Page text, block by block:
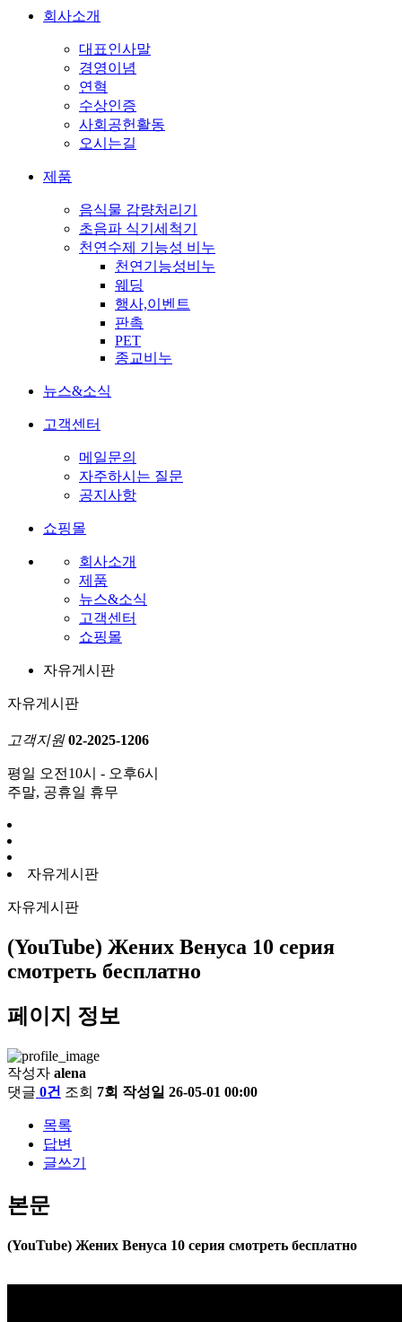
회사소개
대표인사말
경영이념
연혁
수상인증
사회공헌활동
오시는길
제품
음식물 감량처리기
초음파 식기세척기
천연수제 기능성 비누
천연기능성비누
웨딩
행사,이벤트
판촉
PET
종교비누
뉴스&소식
고객센터
메일문의
자주하시는 질문
공지사항
쇼핑몰
회사소개
제품
뉴스&소식
고객센터
쇼핑몰
자유게시판
자유게시판
고객지원 02-2025-1206
평일 오전10시 - 오후6시
주말, 공휴일 휴무
자유게시판
자유게시판
(YouTube) Жених Венуса 10 серия
смотреть бесплатно
페이지 정보
작성자 alena
댓글 0건 조회 7회 작성일 26-05-01 00:00
목록
답변
글쓰기
본문
(YouTube) Жених Венуса 10 серия смотреть бесплатно